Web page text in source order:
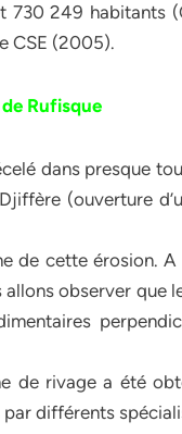
730 249 habitants
CSE (2005).
Rufisque
dans presque
(ouverture
de cette érosion.
observer que
de rivage a été
par différents